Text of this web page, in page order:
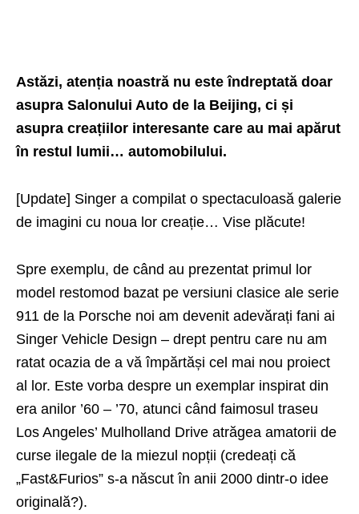
Astăzi, atenția noastră nu este îndreptată doar
asupra Salonului Auto de la Beijing, ci și
asupra creațiilor interesante care au mai apărut
în restul lumii… automobilului.
[Update] Singer a compilat o spectaculoasă galerie
de imagini cu noua lor creație… Vise plăcute!
Spre exemplu, de când au prezentat primul lor
model restomod bazat pe versiuni clasice ale serie
911 de la Porsche noi am devenit adevărați fani ai
Singer Vehicle Design – drept pentru care nu am
ratat ocazia de a vă împărtăși cel mai nou proiect
al lor. Este vorba despre un exemplar inspirat din
era anilor ’60 – ’70, atunci când faimosul traseu
Los Angeles’ Mulholland Drive atrăgea amatorii de
curse ilegale de la miezul nopții (credeați că
„Fast&Furios” s-a născut în anii 2000 dintr-o idee
originală?).